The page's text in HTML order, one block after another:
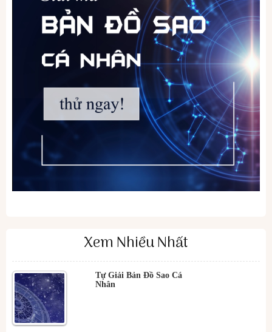
Xem Nhiều Nhất
Tự Giải Bản Đồ Sao Cá
Nhân